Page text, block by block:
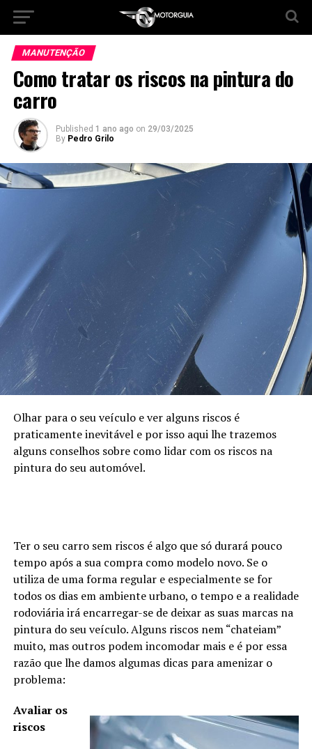
MANUTENÇÃO
Como tratar os riscos na pintura do
carro
Published 1 ano ago on 29/03/2025
By Pedro Grilo
Olhar para o seu veículo e ver alguns riscos é
praticamente inevitável e por isso aqui lhe trazemos
alguns conselhos sobre como lidar com os riscos na
pintura do seu automóvel.
Ter o seu carro sem riscos é algo que só durará pouco
tempo após a sua compra como modelo novo. Se o
utiliza de uma forma regular e especialmente se for
todos os dias em ambiente urbano, o tempo e a realidade
rodoviária irá encarregar-se de deixar as suas marcas na
pintura do seu veículo. Alguns riscos nem “chateiam”
muito, mas outros podem incomodar mais e é por essa
razão que lhe damos algumas dicas para amenizar o
problema:
Avaliar os
riscos